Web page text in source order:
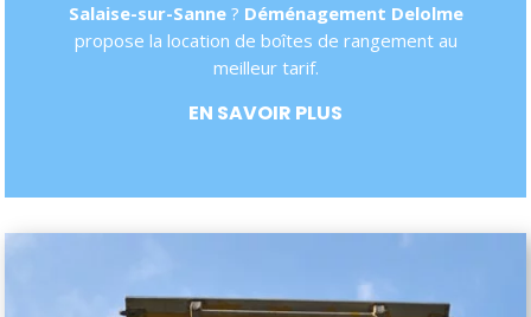
Salaise-sur-Sanne? Déménagement Delolme
propose la location de boîtes de rangement au
meilleur tarif.
EN SAVOIR PLUS